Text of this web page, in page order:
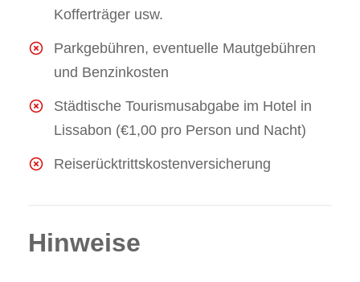
Kofferträger usw.
Parkgebühren, eventuelle Mautgebühren
und Benzinkosten
Städtische Tourismusabgabe im Hotel in
Lissabon (€1,00 pro Person und Nacht)
Reiserücktrittskostenversicherung
Hinweise